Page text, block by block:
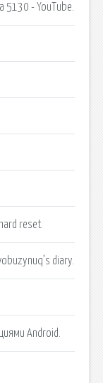
5130 - YouTube.
reset.
diary.
Android.